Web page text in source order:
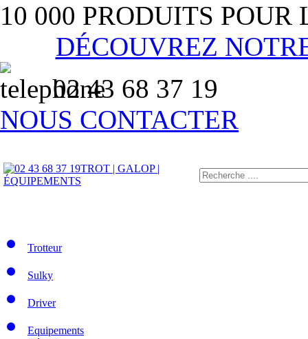
10 000 PRODUITS
DÉCOUVREZ
02 43 68 37 19
NOUS CONTACTER
TROT | GALOP |
ÉQUIPEMENTS
Trotteur
Sulky
Driver
Equipements